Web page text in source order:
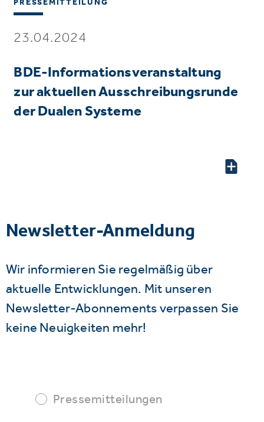
23.04.2024
BDE-Informationsveranstaltung
zur aktuellen Ausschreibungsrunde
der Dualen Systeme
Newsletter-Anmeldung
Wir informieren Sie regelmäßig über
aktuelle Entwicklungen. Mit unseren
Newsletter-Abonnements verpassen Sie
keine Neuigkeiten mehr!
Pressemitteilungen